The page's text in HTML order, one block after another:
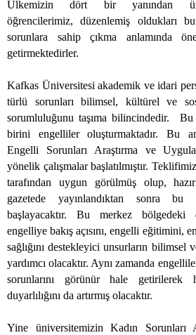
Ülkemizin dört bir yanından
öğrencilerimiz, düzenlemiş oldukları
sorunlara sahip çıkma anlamında
getirmektedirler.
Kafkas Üniversitesi akademik ve idari
türlü sorunları bilimsel, kültürel ve
sorumluluğunu taşıma bilincindedir.
Bu
birini engelliler oluşturmaktadır. Bu
Engelli Sorunları Araştırma ve
yönelik çalışmalar başlatılmıştır.
tarafından uygun görülmüş olup,
gazetede yayınlandıktan sonra bu
başlayacaktır. Bu merkez
engelliye bakış açısını, engelli eğitimini,
sağlığını destekleyici unsurların bilimsel
yardımcı olacaktır. Aynı zamanda
sorunlarını görünür hale getirilerek
duyarlılığını da artırmış olacaktır.
Yine üniversitemizin Kadın Sorunları